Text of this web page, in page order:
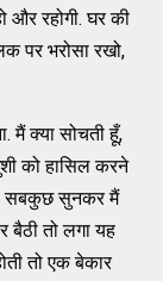
और रहोगी. घर की
पर भरोसा रखो,
क्या सोचती हूँ,
को हासिल करने
सबकुछ सुनकर मैं
तो लगा यह
तो एक बेकार